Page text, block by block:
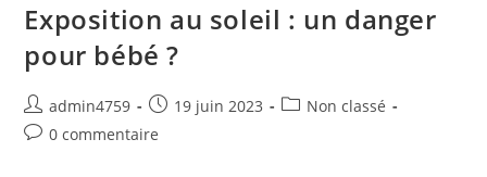
Exposition au soleil : un danger
pour bébé ?
admin4759 19 juin 2023
Non classé
0 commentaire